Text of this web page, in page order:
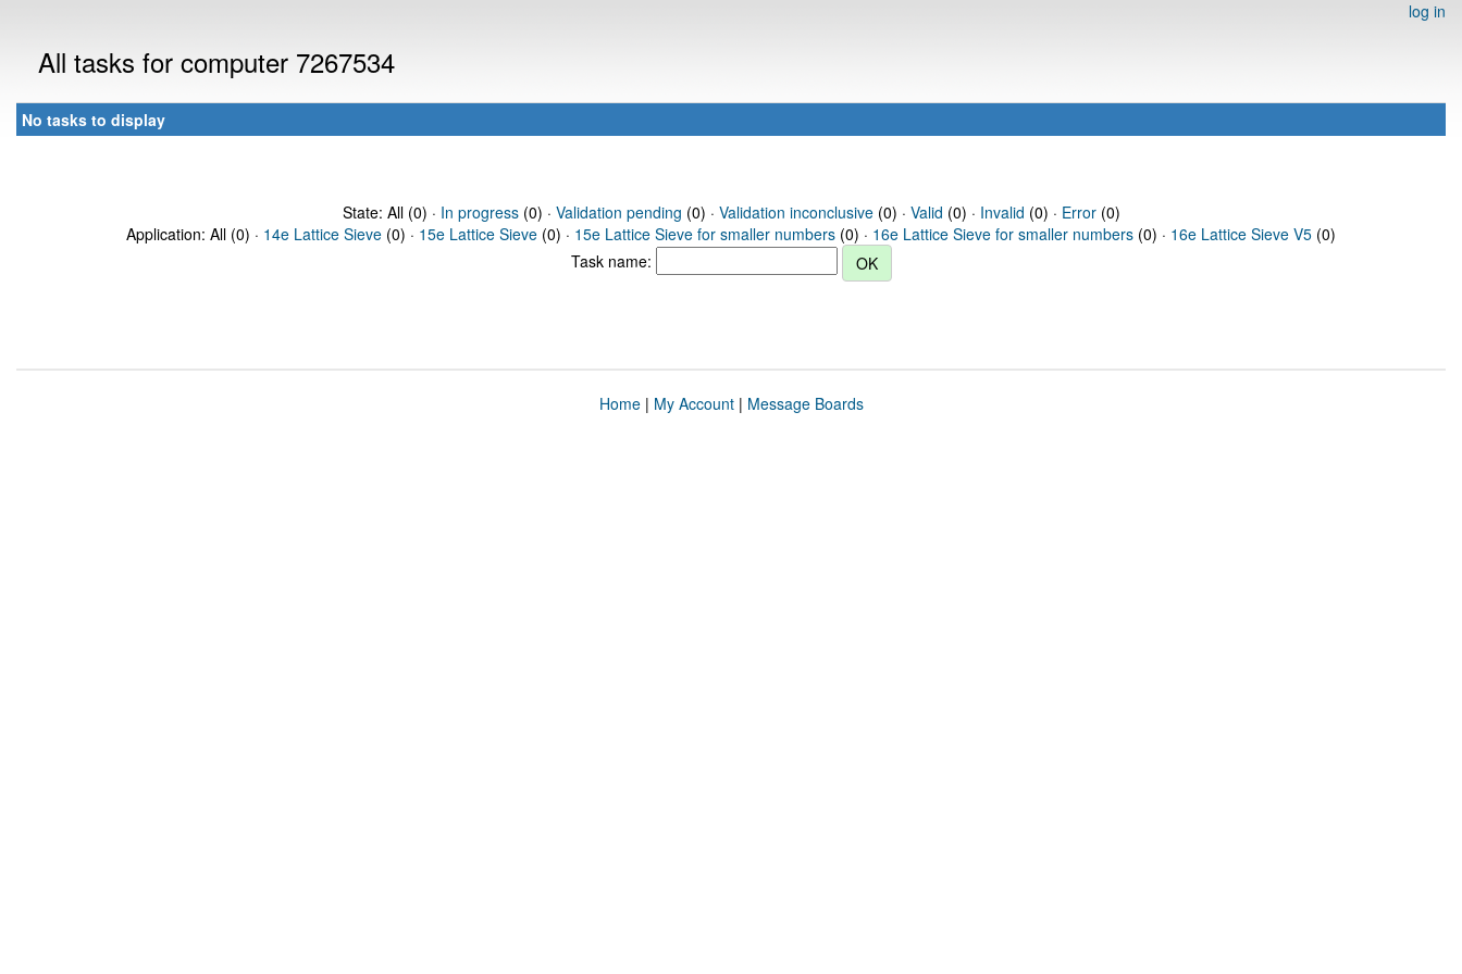
log in
All tasks for computer 7267534
No tasks to display
State: All (0) · In progress(0) · Validation pending (0) · Validation inconclusive(0) · Valid (0) · Invalid (0) · Error(0)
Application: All (0) · 14e Lattice Sieve (0) · 15e Lattice Sieve (0) · 15e Lattice Sieve for smaller numbers (0) · 16e Lattice Sieve for smaller numbers (0) · 16e Lattice Sieve V5 (0)
Task name:
Home| My Account| Message Boards